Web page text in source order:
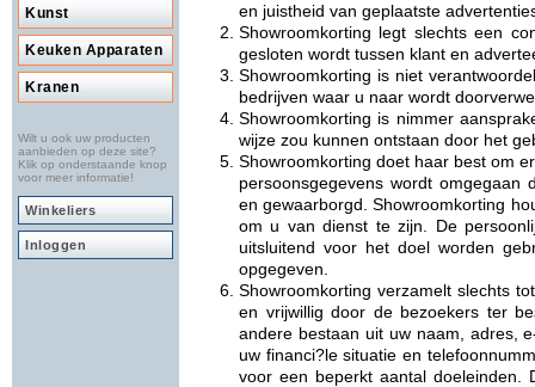
Kunst
Keuken Apparaten
Kranen
Wilt u ook uw producten
aanbieden op deze site?
Klik op onderstaande knop
voor meer informatie!
Winkeliers
Inloggen
en juistheid van geplaatste
Showroomkorting legt slechts een
gesloten wordt tussen klant en
Showroomkorting is niet
bedrijven waar u naar wordt
Showroomkorting is nimmer
wijze zou kunnen ontstaan door het
Showroomkorting doet haar best om
persoonsgegevens wordt omgegaan
en gewaarborgd. Showroomkorting
om u van dienst te zijn. De
uitsluitend voor het doel worden
opgegeven.
Showroomkorting verzamelt slechts
en vrijwillig door de bezoekers ter
andere bestaan uit uw naam, adres,
uw financi?le situatie en
voor een beperkt aantal doeleinden.